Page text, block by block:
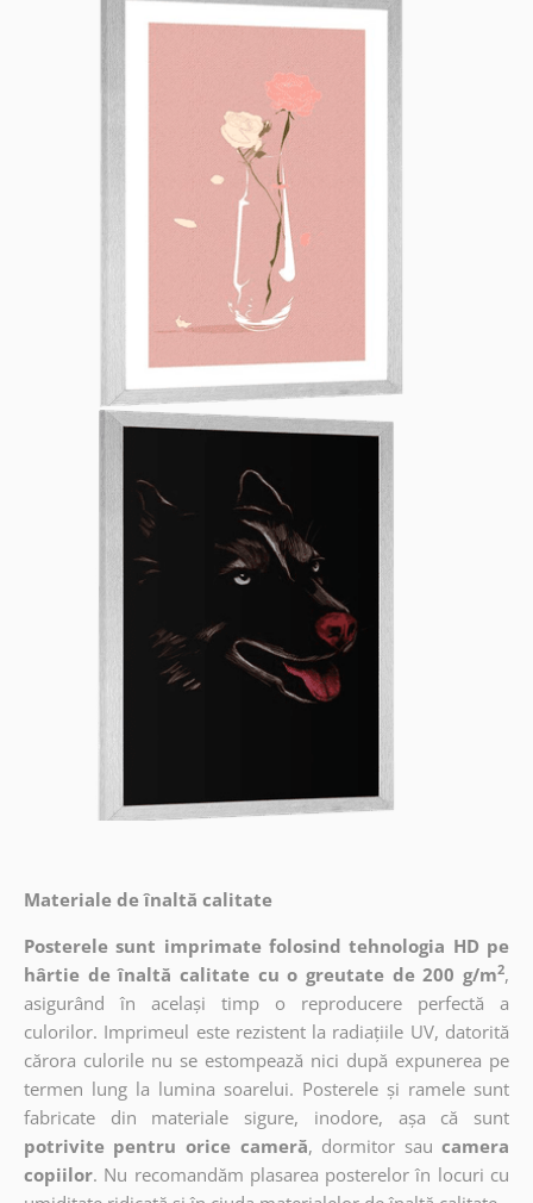
Materiale de înaltă calitate
Posterele sunt imprimate folosind tehnologia HD pe
hârtie de înaltă calitate cu o greutate de 200 g/m2,
asigurând în același timp o reproducere perfectă a
culorilor. Imprimeul este rezistent la radiațiile UV, datorită
cărora culorile nu se estompează nici după expunerea pe
termen lung la lumina soarelui. Posterele și ramele sunt
fabricate din materiale sigure, inodore, așa că sunt
potrivite pentru orice cameră, dormitor sau camera
copiilor. Nu recomandăm plasarea posterelor în locuri cu